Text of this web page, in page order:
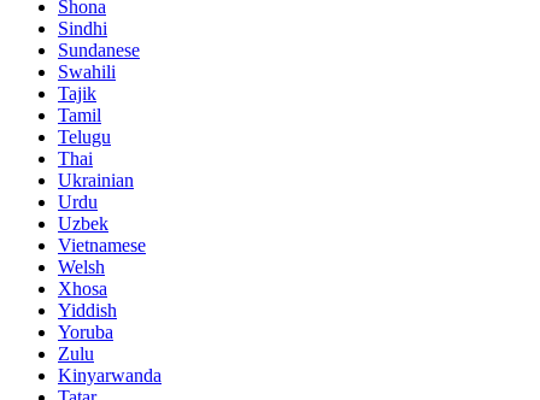
Shona
Sindhi
Sundanese
Swahili
Tajik
Tamil
Telugu
Thai
Ukrainian
Urdu
Uzbek
Vietnamese
Welsh
Xhosa
Yiddish
Yoruba
Zulu
Kinyarwanda